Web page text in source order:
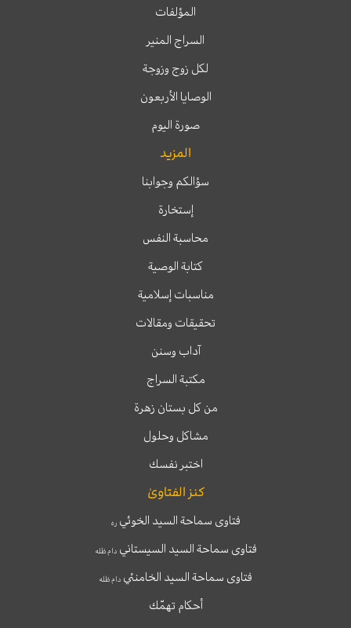
المؤلفات
السراج المنير
لكل زوج وزوجة
الوصايا الأربعون
صورة اليوم
المزيد
سؤالكم وجوابنا
إستخارة
محاسبة النفس
كتابة الوصية
مناسبات إسلامية
تحقيقات ومقالات
آداب وسنن
مكتبة السراج
من كل بستان زهرة
مشاكل وحلول
اختبر نفسك
كنز الفتاوىٰ
فتاوى سماحة السيد الخوئيره
فتاوى سماحة السيد السيستانيدام ظله
فتاوى سماحة السيد الخامنئي دام ظله
أحكام تهمّك